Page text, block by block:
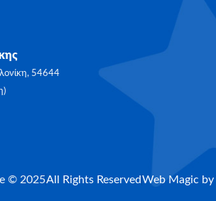
54644
© 2025All Rights ReservedWeb Magic by